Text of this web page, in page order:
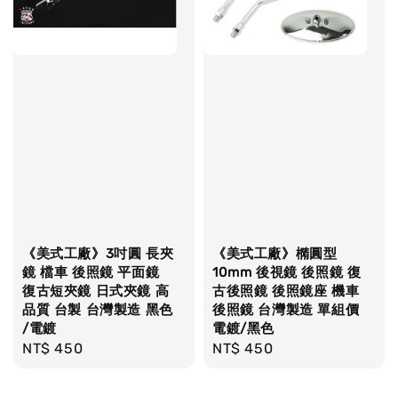
《美式工廠》3吋圓 長夾
鏡 檔車 後照鏡 平面鏡
復古短夾鏡 日式夾鏡 高
品質 台製 台灣製造 黑色
/電鍍
Regular
NT$ 450
《美式工廠》橢圓型
10mm 後視鏡 後照鏡 復
古後照鏡 後照鏡座 機車
後照鏡 台灣製造 單組價
電鍍/黑色
Regular
NT$ 450